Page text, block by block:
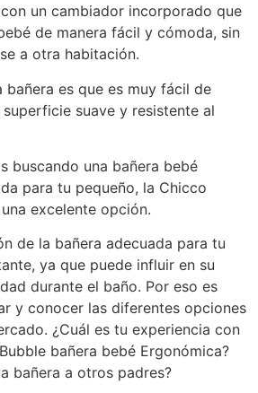
un cambiador incorporado que
de manera fácil y cómoda, sin
a otra habitación.
bañera es que es muy fácil de
suave y resistente al
buscando una bañera bebé
para tu pequeño, la Chicco
excelente opción.
de la bañera adecuada para tu
ya que puede influir en su
durante el baño. Por eso es
y conocer las diferentes opciones
¿Cuál es tu experiencia con
bañera bebé Ergonómica?
bañera a otros padres?